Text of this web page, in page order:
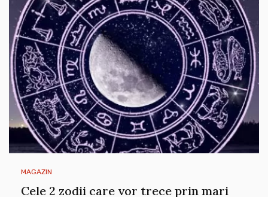
MAGAZIN
Cele 2 zodii care vor trece prin mari